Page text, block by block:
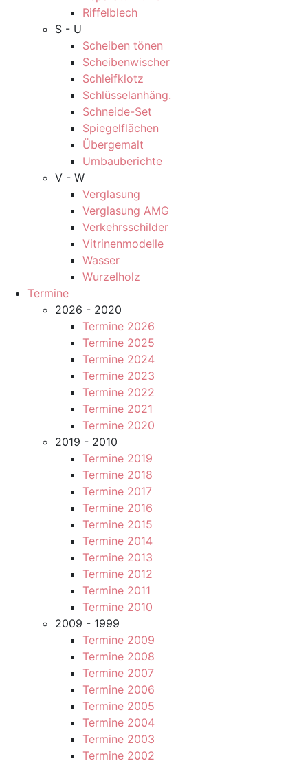
Riffelblech
S - U
Scheiben tönen
Scheibenwischer
Schleifklotz
Schlüsselanhäng.
Schneide-Set
Spiegelflächen
Übergemalt
Umbauberichte
V - W
Verglasung
Verglasung AMG
Verkehrsschilder
Vitrinenmodelle
Wasser
Wurzelholz
Termine
2026 - 2020
Termine 2026
Termine 2025
Termine 2024
Termine 2023
Termine 2022
Termine 2021
Termine 2020
2019 - 2010
Termine 2019
Termine 2018
Termine 2017
Termine 2016
Termine 2015
Termine 2014
Termine 2013
Termine 2012
Termine 2011
Termine 2010
2009 - 1999
Termine 2009
Termine 2008
Termine 2007
Termine 2006
Termine 2005
Termine 2004
Termine 2003
Termine 2002